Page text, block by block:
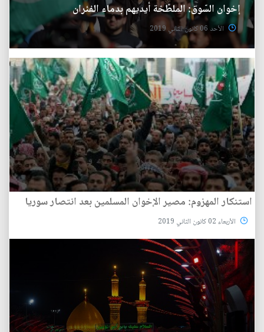
إخوان السّوق: الملطّخة أيديهم بدماء الفئران
الأحد 06 كانون الثاني 2019
استنكار المهزوم: مصير الإخوان المسلمين بعد انتصار سوريا
الأربعاء 02 كانون الثاني 2019